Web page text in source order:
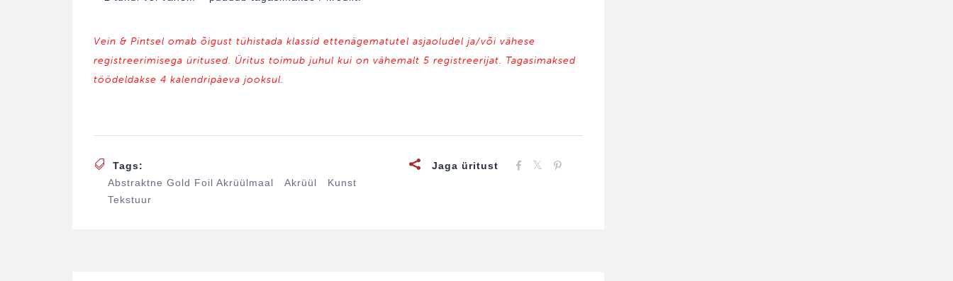
Vein & Pintsel omab õigust tühistada klassid ettenägematutel asjaoludel ja/või vähese
registreerimisega üritused. Üritus toimub juhul kui on vähemalt 5 registreerijat. Tagasimaksed
töödeldakse 4 kalendripäeva jooksul.
Tags:
Abstraktne Gold Foil Akrüülmaal
Akrüül
Kunst
Tekstuur
Jaga üritust